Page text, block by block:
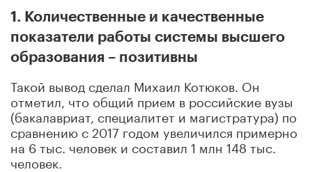
1. Количественные и качественные
показатели работы системы высшего
образования – позитивны
Такой вывод сделал Михаил Котюков. Он
отметил, что общий прием в российские вузы
(бакалавриат, специалитет и магистратура) по
сравнению с 2017 годом увеличился примерно
на 6 тыс. человек и составил 1 млн 148 тыс.
человек.